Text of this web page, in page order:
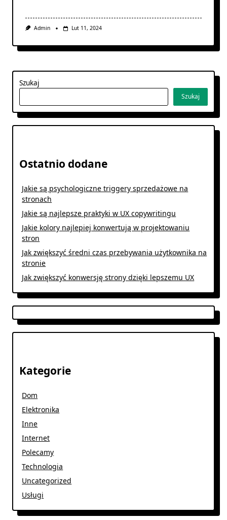
Admin Lut 11, 2024
Szukaj
Szukaj
Ostatnio dodane
Jakie są psychologiczne triggery sprzedażowe na
stronach
Jakie są najlepsze praktyki w UX copywritingu
Jakie kolory najlepiej konwertują w projektowaniu
stron
Jak zwiększyć średni czas przebywania użytkownika na
stronie
Jak zwiększyć konwersję strony dzięki lepszemu UX
Kategorie
Dom
Elektronika
Inne
Internet
Polecamy
Technologia
Uncategorized
Usługi